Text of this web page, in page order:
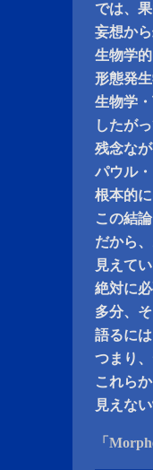
では、
妄想か
生物学
形態発
生物学
したが
残念な
パウル
根本的
この結
だから
見えて
絶対に
多分、
語るに
つまり
これら
見えな
「